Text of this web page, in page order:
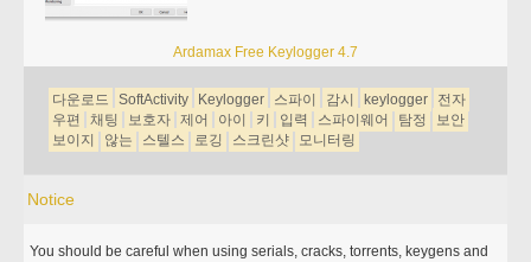
Ardamax Free Keylogger 4.7
다운로드 SoftActivity Keylogger 스파이 감시 keylogger
전자
우편
채팅 보호자 제어 아이 키 입력 스파이웨어 탐정
보안
보이지
않는 스텔스 로깅 스크린샷 모니터링
Notice
You should be careful when using serials, cracks, torrents, keygens and